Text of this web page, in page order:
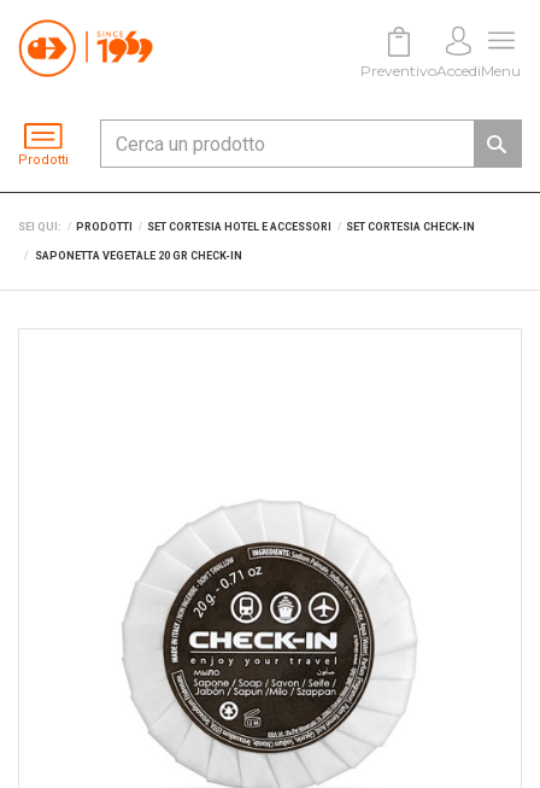
Prodotti
PreventivoAccediMenu
SEI QUI: PRODOTTI SET CORTESIA HOTEL E ACCESSORI SET CORTESIA CHECK-IN
SAPONETTA VEGETALE 20 GR CHECK-IN